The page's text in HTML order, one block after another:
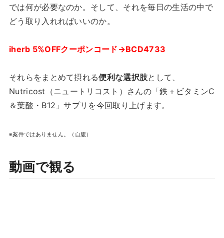
では何が必要なのか。そして、それを毎日の生活の中で
どう取り入れればいいのか。
iherb 5%OFFクーポンコード→BCD4733
それらをまとめて摂れる便利な選択肢として、
Nutricost（ニュートリコスト）さんの「鉄＋ビタミンC
＆葉酸・B12」サプリを今回取り上げます。
※案件ではありません。（自腹）
動画で観る